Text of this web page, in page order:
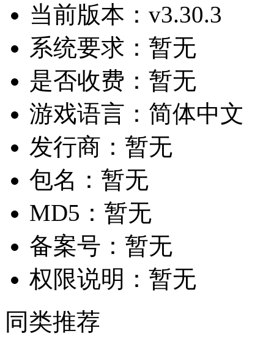
当前版本： v3.30.3
系统要求： 暂无
是否收费： 暂无
游戏语言： 简体中文
发行商： 暂无
包名： 暂无
MD5： 暂无
备案号： 暂无
权限说明： 暂无
同类推荐